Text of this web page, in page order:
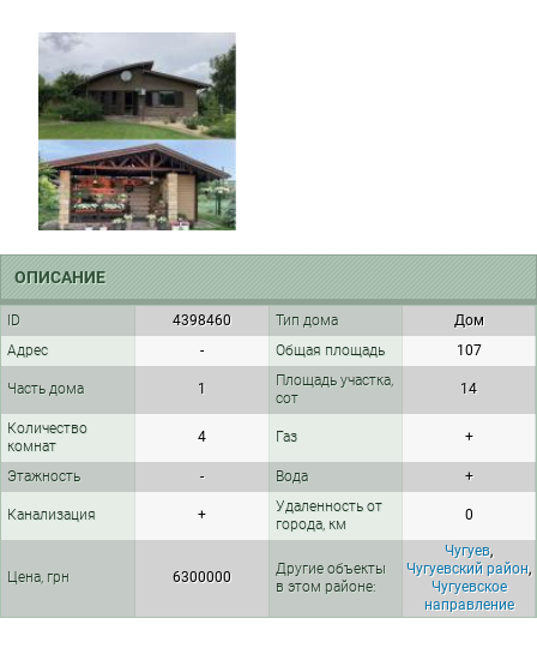
ОПИСАНИЕ
ID 4398460 Тип дома
Дом
Адрес
- Общая площадь 107
Часть дома 1
Площадь участка,
сот
14
Количество
комнат
4 Газ +
Этажность - Вода +
Канализация +
Удаленность от
города, км
0
Цена, грн 6300000
Другие объекты
в этом районе:
Чугуев,
Чугуевский район,
Чугуевское
направление